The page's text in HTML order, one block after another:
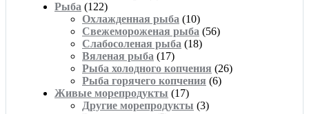
Рыба (122)
Охлажденная рыба (10)
Свежемороженая рыба (56)
Слабосоленая рыба (18)
Вяленая рыба (17)
Рыба холодного копчения (26)
Рыба горячего копчения (6)
Живые морепродукты (17)
Другие морепродукты (3)